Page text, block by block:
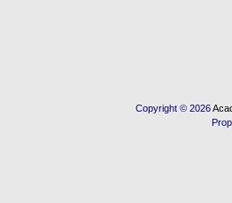
Copyright © 2026